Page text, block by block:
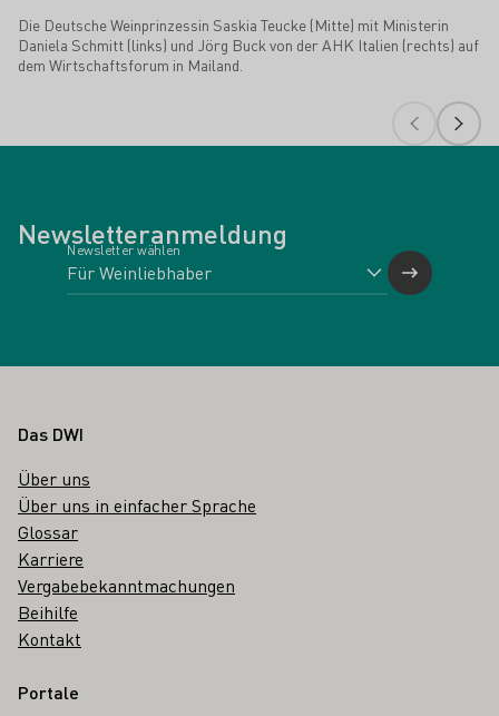
Die Deutsche Weinprinzessin Saskia Teucke (Mitte) mit Ministerin
Daniela Schmitt (links) und Jörg Buck von der AHK Italien (rechts) auf
dem Wirtschaftsforum in Mailand.
Newsletteranmeldung
Newsletter wählen
Fußbereich
Das DWI
Über uns
Über uns in einfacher Sprache
Glossar
Karriere
Vergabebekanntmachungen
Beihilfe
Kontakt
Portale